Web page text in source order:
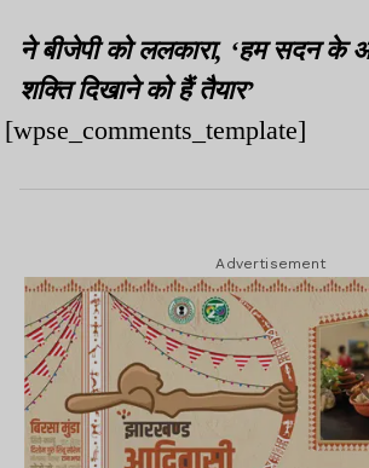
ने बीजेपी को ललकारा, ‘हम सदन के
शक्ति दिखाने को हैं तैयार’
[wpse_comments_template]
Advertisement